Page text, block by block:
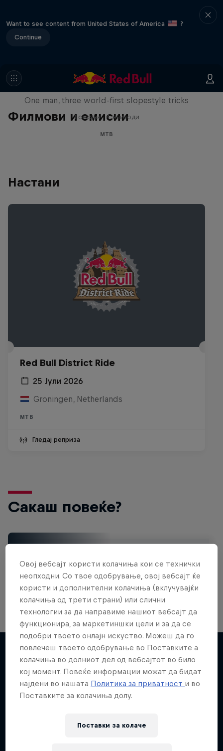
Want to see content from United States of America
?
Continue
Филмови и емисии
Jones
One man, three world-first slopestyle tricks
1 сезона · 4 епизоди
MTB
Настани
Red Bull District Ride
25 Јули 2026
Groningen, Netherlands
MTB
Гледај реприза
Сакаш повеќе?
Welcome to the Bike Hub, where you will find an
action-packed collection of two-wheel films,
shows …
Повеќе слична содржина
Design and Conquer with Matt
Jones
One man, three world-first slopestyle tricks
1 сезона · 4 епизоди
MTB
Овој вебсајт користи колачиња кои се технички
неопходни. Со твое одобрување, овој вебсајт ќе
користи и дополнителни колачиња (вклучувајќи
колачиња од трети страни) или слични
технологии за да направиме нашиот вебсајт да
функционира, за маркетиншки цели и за да се
подобри твоето онлајн искуство. Можеш да го
повлечеш твоето одобрување во Поставките а
колачиња во долниот дел од вебсајтот во било
кој момент. Повеќе информации можат да бидат
најдени во нашата Политика за приватност и во
Поставките за колачиња долу.
Поставки за колачe